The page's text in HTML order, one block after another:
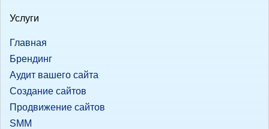
Услуги
Главная
Брендинг
Аудит вашего сайта
Создание сайтов
Продвижение сайтов
SMM